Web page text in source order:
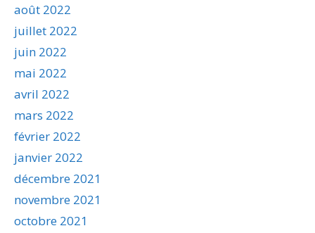
août 2022
juillet 2022
juin 2022
mai 2022
avril 2022
mars 2022
février 2022
janvier 2022
décembre 2021
novembre 2021
octobre 2021